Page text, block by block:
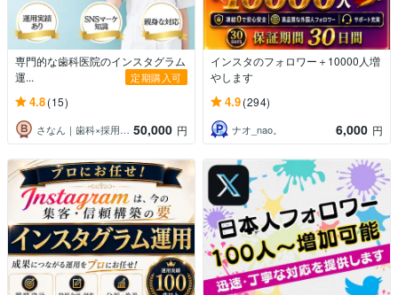
専門的な歯科医院のインスタグラム
運...
定期購入可
4.8(15)
さなん｜歯科×採用×SNS 50,000 円
インスタのフォロワー＋10000人増
やします
4.9(294)
ナオ_nao。 6,000 円